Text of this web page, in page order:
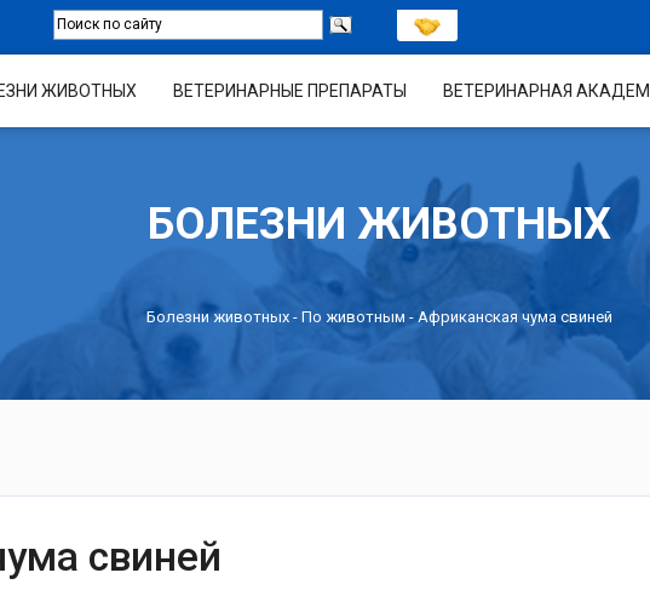
ЖИВОТНЫХ ВЕТЕРИНАРНЫЕ ПРЕПАРАТЫ ВЕТЕРИНАРНАЯ
БОЛЕЗНИ ЖИВОТНЫХ
Болезни животных - По животным - Африканская чума свиней
свиней